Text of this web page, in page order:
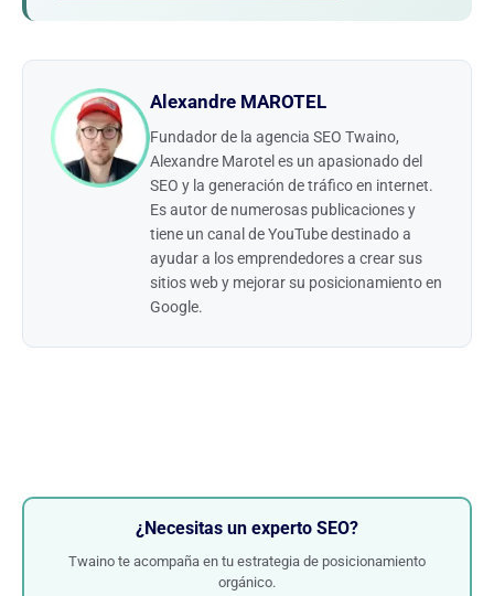
Alexandre MAROTEL
Fundador de la agencia SEO Twaino,
Alexandre Marotel es un apasionado del
SEO y la generación de tráfico en internet.
Es autor de numerosas publicaciones y
tiene un canal de YouTube destinado a
ayudar a los emprendedores a crear sus
sitios web y mejorar su posicionamiento en
Google.
¿Necesitas un experto SEO?
Twaino te acompaña en tu estrategia de posicionamiento
orgánico.